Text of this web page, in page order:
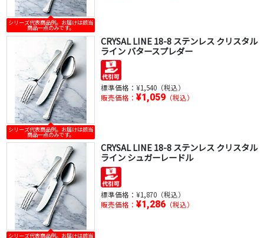
シリーズ代表商品例。お届けは該当
商品一点のみです。
シリーズ代表商品例。お届けは該当
商品一点のみです。
CRYSAL LINE 18-8 ステンレス クリスタル
ライン バタースプレダー
標準価格： ¥1,540（税込）
販売価格： ¥1,059（税込）
シリーズ代表商品例。お届けは該当
CRYSAL LINE 18-8 ステンレス クリスタル
ライン シュガーレードル
標準価格： ¥1,870（税込）
販売価格： ¥1,286（税込）